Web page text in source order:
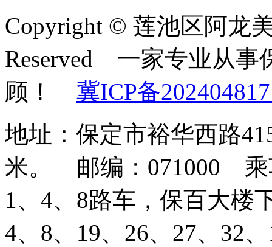
Copyright © 莲池区阿龙
Reserved 一家专业从事
顾！ 冀ICP备
地址：保定市裕华西路
米。 邮编：071000 乘
1、4、8路车，保百大楼
4、8、19、26、27、32